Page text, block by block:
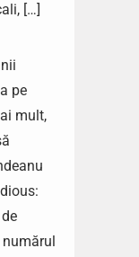
[…]
pe
mult,